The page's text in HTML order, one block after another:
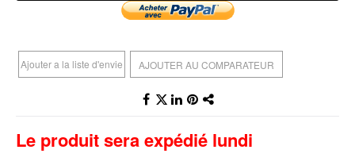
Ajouter a la liste d'envie AJOUTER AU COMPARATEUR
Le produit sera expédié lundi